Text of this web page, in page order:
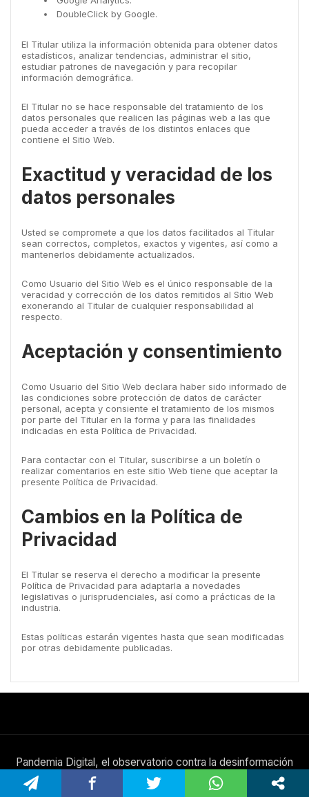
DoubleClick by Google.
El Titular utiliza la información obtenida para obtener datos
estadísticos, analizar tendencias, administrar el sitio,
estudiar patrones de navegación y para recopilar
información demográfica.
El Titular no se hace responsable del tratamiento de los
datos personales que realicen las páginas web a las que
pueda acceder a través de los distintos enlaces que
contiene el Sitio Web.
Exactitud y veracidad de los
datos personales
Usted se compromete a que los datos facilitados al Titular
sean correctos, completos, exactos y vigentes, así como a
mantenerlos debidamente actualizados.
Como Usuario del Sitio Web es el único responsable de la
veracidad y corrección de los datos remitidos al Sitio Web
exonerando al Titular de cualquier responsabilidad al
respecto.
Aceptación y consentimiento
Como Usuario del Sitio Web declara haber sido informado de
las condiciones sobre protección de datos de carácter
personal, acepta y consiente el tratamiento de los mismos
por parte del Titular en la forma y para las finalidades
indicadas en esta Política de Privacidad.
Para contactar con el Titular, suscribirse a un boletín o
realizar comentarios en este sitio Web tiene que aceptar la
presente Política de Privacidad.
Cambios en la Política de
Privacidad
El Titular se reserva el derecho a modificar la presente
Política de Privacidad para adaptarla a novedades
legislativas o jurisprudenciales, así como a prácticas de la
industria.
Estas políticas estarán vigentes hasta que sean modificadas
por otras debidamente publicadas.
Pandemia Digital, el observatorio contra la desinformación